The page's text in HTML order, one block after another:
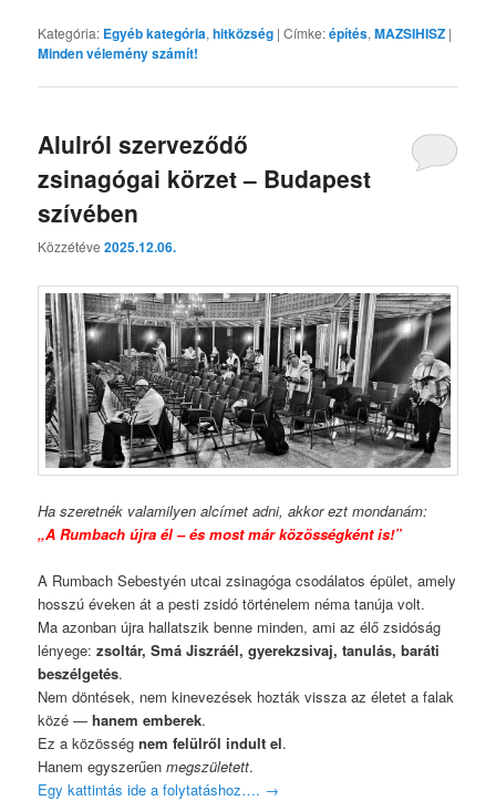
Kategória: Egyéb kategória,hitközség |Címke:építés,MAZSIHISZ |
Minden vélemény számít!
Alulról szerveződő
zsinagógai körzet – Budapest
szívében
Közzétéve2025.12.06.
Ha szeretnék valamilyen alcímet adni, akkor ezt mondanám:
„A Rumbach újra él – és most már közösségként is!”
A Rumbach Sebestyén utcai zsinagóga csodálatos épület, amely
hosszú éveken át a pesti zsidó történelem néma tanúja volt.
Ma azonban újra hallatszik benne minden, ami az élő zsidóság
lényege:zsoltár, Smá Jiszráél, gyerekzsivaj, tanulás, baráti
beszélgetés.
Nem döntések, nem kinevezések hozták vissza az életet a falak
közé —hanem emberek.
Ez a közösségnem felülről indult el.
Hanem egyszerűenmegszületett.
Egy kattintás ide a folytatáshoz…. →